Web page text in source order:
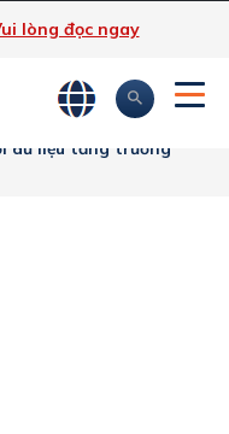
lòng đọc ngay
trường & Thông tin chi
dữ liệu tăng trưởng